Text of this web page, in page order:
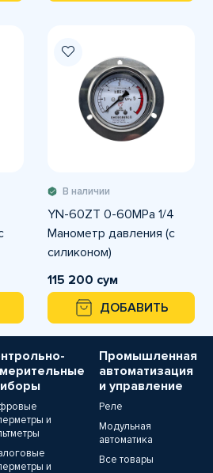
В наличии
YN-60ZT 0-60MPа 1/4
Манометр давления (с
силиконом)
горизонтальное
подключение
115 200 сум
ДОБАВИТЬ
и
и
Промышленная
автоматизация
и управление
Реле
Модульная
автоматика
Все товары